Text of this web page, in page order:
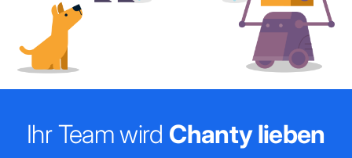
Ihr Team wird Chanty lieben